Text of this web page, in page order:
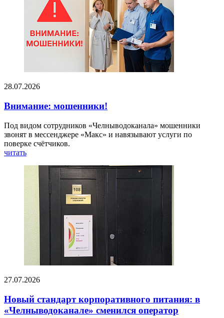
28.07.2026
Внимание: мошенники!
Под видом сотрудников «Челныводоканала» мошенники
звонят в мессенджере «Макс» и навязывают услуги по
поверке счётчиков.
читать
27.07.2026
Новый стандарт корпоративного питания: в
«Челныводоканале» сменился оператор